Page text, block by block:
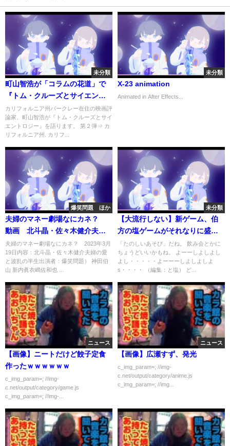
未分類
町山智浩が「コラムの花道」で
『トム・クルーズとサイエント
ロジー』を語る
カリフォルニア州バークレー在住の映画評
論家、町山智浩が『トム・クルーズとサイ
エントロジー』を語ります。 第２弾⇒ カ
リフォルニア州. カリフ...
未分類
X-23 animation
Animated in After Effects...
爆笑問題 ほか
夫婦のマネー劇場なにカネ？
動画 北斗晶・佐々木健介夫婦
の愛と波乱の半生 3月19日
夫婦のマネー劇場なにカネ？ 2023年3月
19日内容：北斗晶・佐々木健介夫婦の愛
と波乱の半生出演者：爆笑問題） 神田伯
山 新内眞衣嶋佐和也 ...
未分類
【大流行しない】新ゲーム、伯
方の塩ゲームがそれなりに盛り
上がって楽しい！！！！！
「たのしいあそび」だね。 飲み会とかに
ちょうどいいかもね。 よーーしよしよし
よし・・・・・よーーーしよしよしよ
s・・・・ （編集：と塩） ど...
ニュース
【画像】ニートだけど餃子定食
作ったｗｗｗｗｗｗ
c_img_param=; //img-
c.net/output/category/game.js
c_img_param=; //img-...
ニュース
【画像】広瀬すず、発光
c_img_param=; //img-
c.net/output/category/anime.js
c_img_param=; //img...